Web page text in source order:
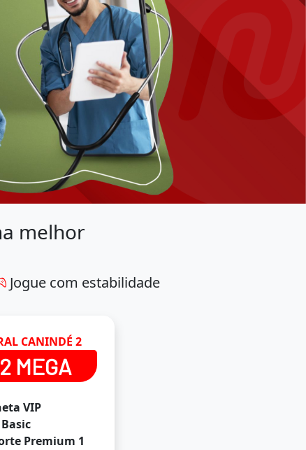
melhor
Jogue com estabilidade
CANINDÉ 2
MEGA
VIP
Premium 1